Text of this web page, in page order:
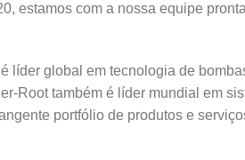
estamos com a nossa equipe
líder global em tecnologia de
Root também é líder mundial em
portfólio de produtos e